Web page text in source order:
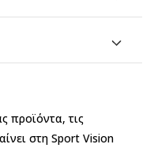
προϊόντα, τις
στη Sport Vision